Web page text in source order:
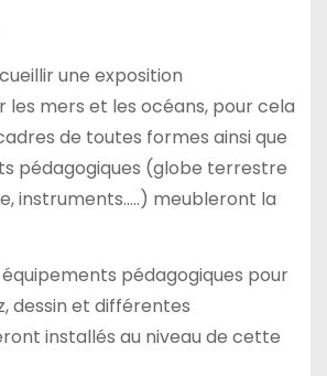
une exposition
les mers et les océans, pour cela
de toutes formes ainsi que
pédagogiques (globe terrestre
instruments…..) meubleront la
équipements pédagogiques pour
dessin et différentes
installés au niveau de cette